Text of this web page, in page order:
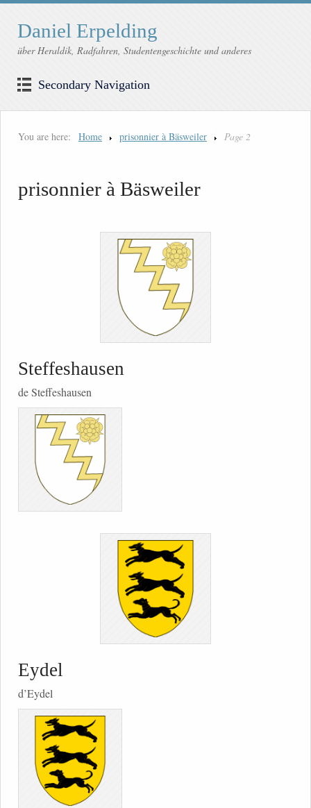
Daniel Erpelding
über Heraldik, Radfahren, Studentengeschichte und anderes
Secondary Navigation
You are here: Home prisonnier à Bäsweiler Page 2
prisonnier à Bäsweiler
Steffeshausen
de Steffeshausen
Eydel
d’Eydel